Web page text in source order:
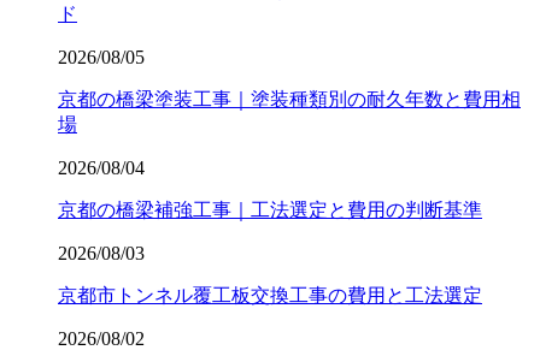
ド
2026/08/05
京都の橋梁塗装工事｜塗装種類別の耐久年数と費用相
場
2026/08/04
京都の橋梁補強工事｜工法選定と費用の判断基準
2026/08/03
京都市トンネル覆工板交換工事の費用と工法選定
2026/08/02